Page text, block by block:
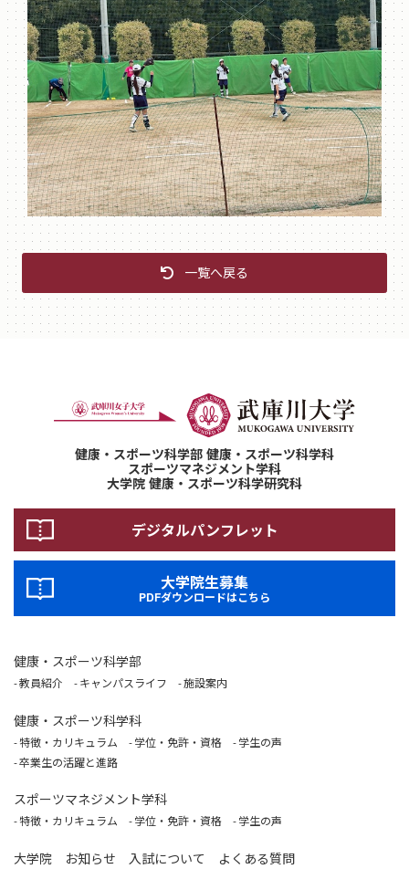
一覧へ戻る
健康・スポーツ科学部 健康・スポーツ科学科
スポーツマネジメント学科
大学院 健康・スポーツ科学研究科
デジタルパンフレット
大学院生募集
PDFダウンロードはこちら
健康・スポーツ科学部
教員紹介 キャンパスライフ 施設案内
健康・スポーツ科学科
特徴・カリキュラム 学位・免許・資格
学生の声
卒業生の活躍と進路
スポーツマネジメント学科
特徴・カリキュラム 学位・免許・資格 学生の声
大学院 お知らせ 入試について よくある質問